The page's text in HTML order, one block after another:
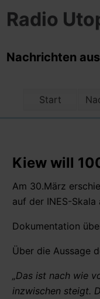
Radio
Nachrichten
Start
Kiew will
Am 30.März
auf der INES-
Dokumentation
Über die Aussage
„Das ist nach wie
inzwischen steigt.